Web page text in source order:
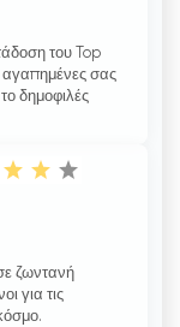
του Top
αγαπημένες σας
δημοφιλές
ζωντανή
για τις